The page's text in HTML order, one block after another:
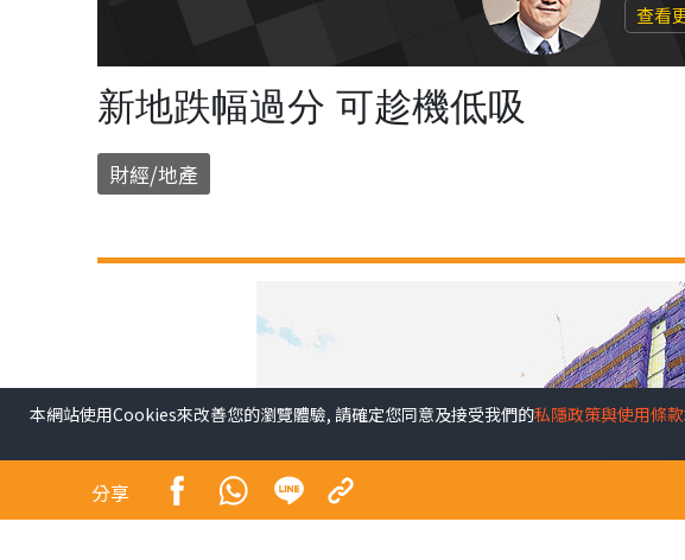
查看
新地跌幅過分 可趁機低吸
財經/地產
分享
本網站使用Cookies來改善您的瀏覽體驗, 請確定您同意及接受我們的私隱政策與使用條款